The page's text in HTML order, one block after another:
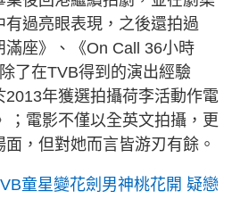
有過亮眼表現，之後還拍過
滿座》、《On Call 36小時
了在TVB得到的演出經驗
2013年獲選拍攝荷李活動作電
；電影不僅以全英文拍攝，更
，但對她而言皆游刃有餘。
童星變花劍男神桃花開 疑戀